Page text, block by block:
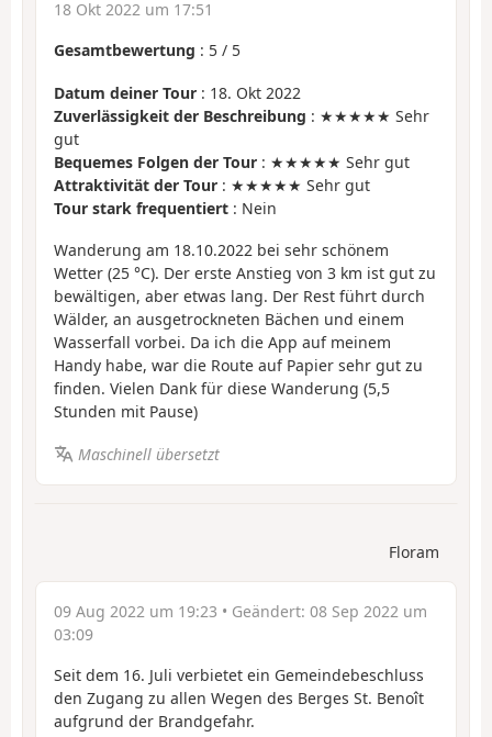
18 Okt 2022 um 17:51
Gesamtbewertung : 5 / 5
Datum deiner Tour : 18. Okt 2022
Zuverlässigkeit der Beschreibung : ★★★★★ Sehr
gut
Bequemes Folgen der Tour : ★★★★★ Sehr gut
Attraktivität der Tour : ★★★★★ Sehr gut
Tour stark frequentiert : Nein
Wanderung am 18.10.2022 bei sehr schönem
Wetter (25 °C). Der erste Anstieg von 3 km ist gut zu
bewältigen, aber etwas lang. Der Rest führt durch
Wälder, an ausgetrockneten Bächen und einem
Wasserfall vorbei. Da ich die App auf meinem
Handy habe, war die Route auf Papier sehr gut zu
finden. Vielen Dank für diese Wanderung (5,5
Stunden mit Pause)
Maschinell übersetzt
Floram
09 Aug 2022 um 19:23 • Geändert: 08 Sep 2022 um
03:09
Seit dem 16. Juli verbietet ein Gemeindebeschluss
den Zugang zu allen Wegen des Berges St. Benoît
aufgrund der Brandgefahr.